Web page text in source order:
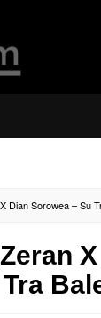
Dian Sorowea – Su